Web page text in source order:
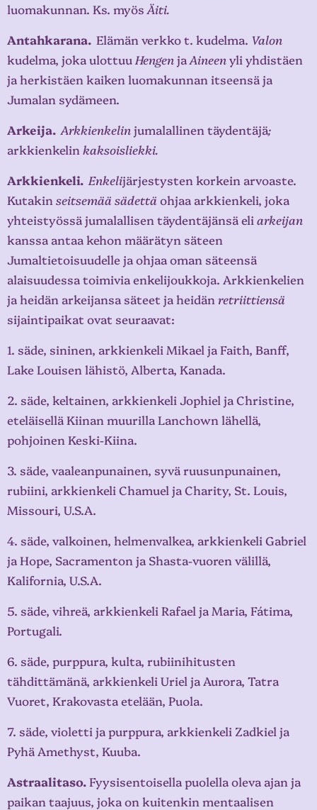
luomakunnan. Ks. myös Äiti.
Antahkarana. Elämän verkko t. kudelma. Valon
kudelma, joka ulottuu Hengen jaAineenyli yhdistäen
ja herkistäen kaiken luomakunnan itseensä ja
Jumalan sydämeen.
Arkeija. Arkkienkelin jumalallinen täydentäjä;
arkkienkelin kaksoisliekki.
Arkkienkeli. Enkelijärjestysten korkein arvoaste.
Kutakin seitsemää sädettä ohjaa arkkienkeli, joka
yhteistyössä jumalallisen täydentäjänsä eli arkeijan
kanssa antaa kehon määrätyn säteen
Jumaltietoisuudelle ja ohjaa oman säteensä
alaisuudessa toimivia enkelijoukkoja. Arkkienkelien
ja heidän arkeijansa säteet ja heidän retriittiensä
sijaintipaikat ovat seuraavat:
1. säde, sininen, arkkienkeli Mikael ja Faith, Banff,
Lake Louisen lähistö, Alberta, Kanada.
2. säde, keltainen, arkkienkeli Jophiel ja Christine,
eteläisellä Kiinan muurilla Lanchown lähellä,
pohjoinen Keski-Kiina.
3. säde, vaaleanpunainen, syvä ruusunpunainen,
rubiini, arkkienkeli Chamuel ja Charity, St. Louis,
Missouri, U.S.A.
4. säde, valkoinen, helmenvalkea, arkkienkeli Gabriel
ja Hope, Sacramenton ja Shasta-vuoren välillä,
Kalifornia, U.S.A.
5. säde, vihreä, arkkienkeli Rafael ja Maria, Fátima,
Portugali.
6. säde, purppura, kulta, rubiinihitusten
tähdittämänä, arkkienkeli Uriel ja Aurora, Tatra
Vuoret, Krakovasta etelään, Puola.
7. säde, violetti ja purppura, arkkienkeli Zadkiel ja
Pyhä Amethyst, Kuuba.
Astraalitaso.Fyysisentoisella puolella oleva ajan ja
paikan taajuus, joka on kuitenkin mentaalisen